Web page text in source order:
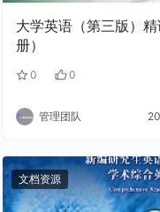
大学英语（第三版）
册）
0 0
管理团队
文档资源